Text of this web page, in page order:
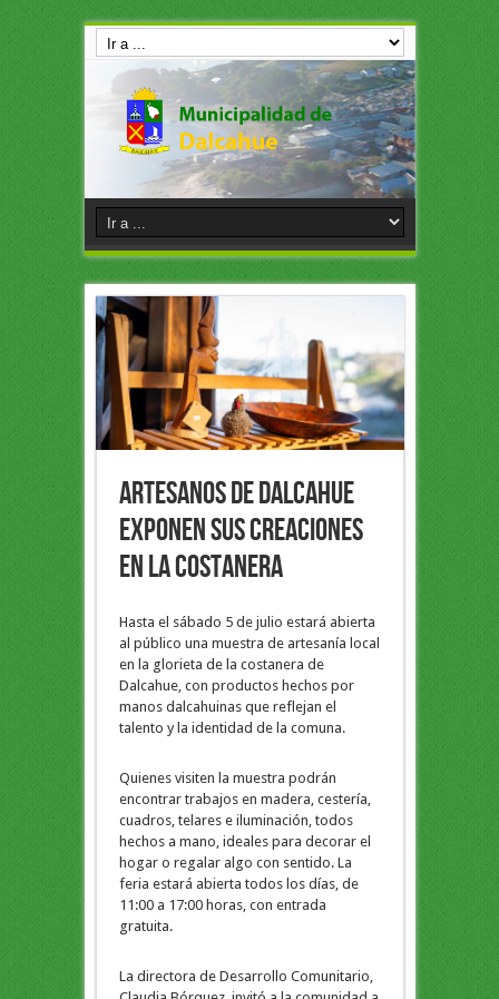
Artesanos de Dalcahue
exponen sus creaciones
en la costanera
Hasta el sábado 5 de julio estará abierta
al público una muestra de artesanía local
en la glorieta de la costanera de
Dalcahue, con productos hechos por
manos dalcahuinas que reflejan el
talento y la identidad de la comuna.
Quienes visiten la muestra podrán
encontrar trabajos en madera, cestería,
cuadros, telares e iluminación, todos
hechos a mano, ideales para decorar el
hogar o regalar algo con sentido. La
feria estará abierta todos los días, de
11:00 a 17:00 horas, con entrada
gratuita.
La directora de Desarrollo Comunitario,